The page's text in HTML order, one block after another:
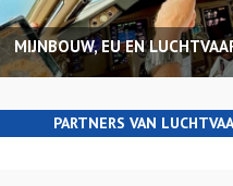
MIJNBOUW, EU EN
PARTNERS VAN